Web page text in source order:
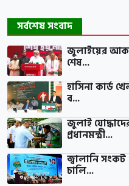
সর্বশেষ সংবাদ
জুলাইয়ের
শেষ...
হাসিনা কার্ড
ব...
জুলাই
প্রধানমন্ত্রী...
জ্বালানি সংকট
চালি...